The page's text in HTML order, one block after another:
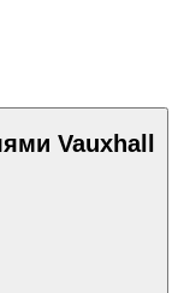
Vauxhall